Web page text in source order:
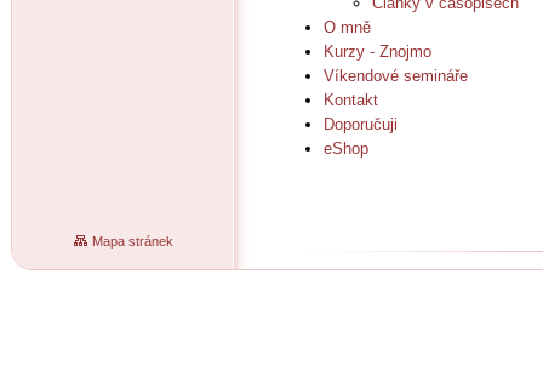
O mně
Kurzy - Znojmo
Víkendové semináře
Kontakt
Doporučuji
eShop
Mapa stránek